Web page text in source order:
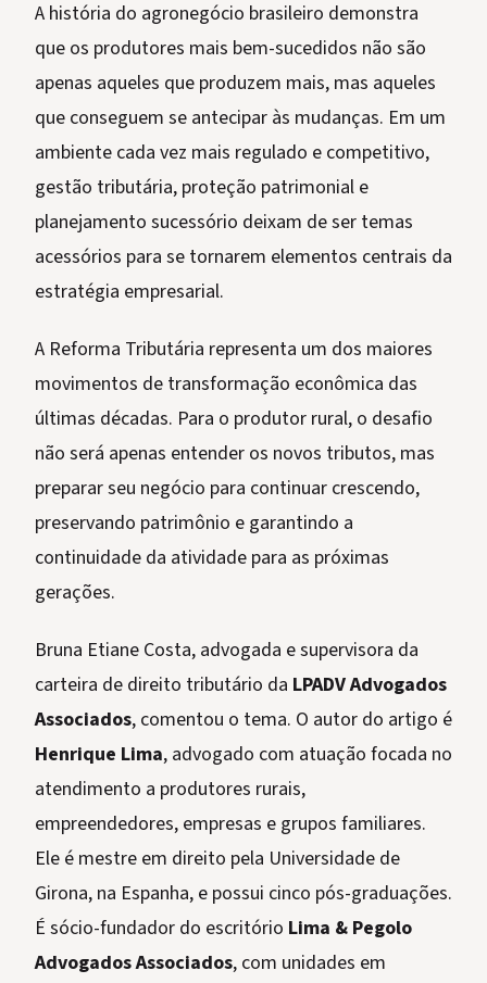
A história do agronegócio brasileiro demonstra
que os produtores mais bem-sucedidos não são
apenas aqueles que produzem mais, mas aqueles
que conseguem se antecipar às mudanças. Em um
ambiente cada vez mais regulado e competitivo,
gestão tributária, proteção patrimonial e
planejamento sucessório deixam de ser temas
acessórios para se tornarem elementos centrais da
estratégia empresarial.
A Reforma Tributária representa um dos maiores
movimentos de transformação econômica das
últimas décadas. Para o produtor rural, o desafio
não será apenas entender os novos tributos, mas
preparar seu negócio para continuar crescendo,
preservando patrimônio e garantindo a
continuidade da atividade para as próximas
gerações.
Bruna Etiane Costa, advogada e supervisora da
carteira de direito tributário da LPADV Advogados
Associados, comentou o tema. O autor do artigo é
Henrique Lima, advogado com atuação focada no
atendimento a produtores rurais,
empreendedores, empresas e grupos familiares.
Ele é mestre em direito pela Universidade de
Girona, na Espanha, e possui cinco pós-graduações.
É sócio-fundador do escritório Lima & Pegolo
Advogados Associados, com unidades em